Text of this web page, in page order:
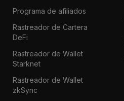
Programa de afiliados
Rastreador de Cartera
DeFi
Rastreador de Wallet
Starknet
Rastreador de Wallet
zkSync